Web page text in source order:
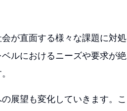
が直面する様々な課題に対処
ルにおけるニーズや要求が絶
展望も変化していきます。こ